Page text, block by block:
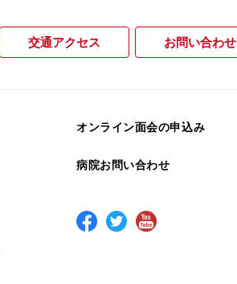
交通アクセス お問い合わせ
オンライン面会の申込み
病院お問い合わせ